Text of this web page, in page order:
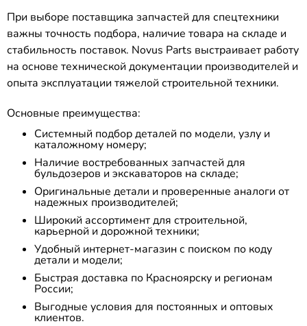
При выборе поставщика запчастей для спецтехники
важны точность подбора, наличие товара на складе и
стабильность поставок. Novus Parts выстраивает работу
на основе технической документации производителей и
опыта эксплуатации тяжелой строительной техники.
Основные преимущества:
Системный подбор деталей по модели, узлу и
каталожному номеру;
Наличие востребованных запчастей для
бульдозеров и экскаваторов на складе;
Оригинальные детали и проверенные аналоги от
надежных производителей;
Широкий ассортимент для строительной,
карьерной и дорожной техники;
Удобный интернет-магазин с поиском по коду
детали и модели;
Быстрая доставка по Красноярску и регионам
России;
Выгодные условия для постоянных и оптовых
клиентов.